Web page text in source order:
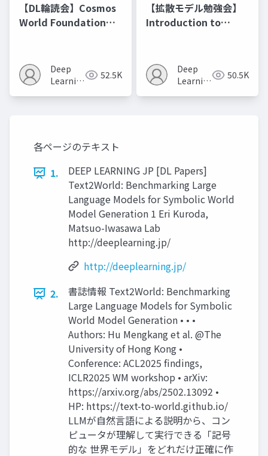
【DL輪読会】Cosmos
World Foundation
Deep
Learning
52.5K
【拡散モデル勉強会】
Introduction to
Deep
Learning
50.5K
各ページのテキスト
1.
DEEP LEARNING JP [DL Papers]
Text2World: Benchmarking Large
Language Models for Symbolic World
Model Generation 1 Eri Kuroda,
Matsuo-Iwasawa Lab
http://deeplearning.jp/
http://deeplearning.jp/
2.
書誌情報 Text2World: Benchmarking
Large Language Models for Symbolic
World Model Generation • • •
Authors: Hu Mengkang et al. @The
University of Hong Kong •
Conference: ACL2025 findings,
ICLR2025 WM workshop • arXiv:
https://arxiv.org/abs/2502.13092 •
HP: https://text-to-world.github.io/
LLMが自然言語による説明から、コン
ピュータが理解して実行できる「記号
的な 世界モデル」をどれだけ正確に作